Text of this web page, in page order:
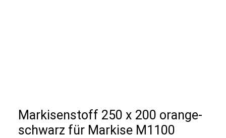
Markisenstoff 250 x 200 orange-
schwarz für Markise M1100